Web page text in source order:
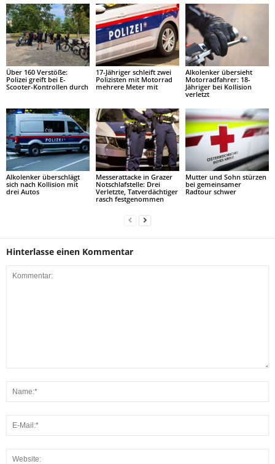
Über 160 Verstöße:
Polizei greift bei E-
Scooter-Kontrollen durch
17-Jähriger schleift zwei
Polizisten mit Motorrad
mehrere Meter mit
Alkolenker übersieht
Motorradfahrer: 18-
Jähriger bei Kollision
verletzt
Alkolenker überschlägt
sich nach Kollision mit
drei Autos
Messerattacke in Grazer
Notschlafstelle: Drei
Verletzte, Tatverdächtiger
rasch festgenommen
Mutter und Sohn stürzen
bei gemeinsamer
Radtour schwer
Hinterlasse einen Kommentar